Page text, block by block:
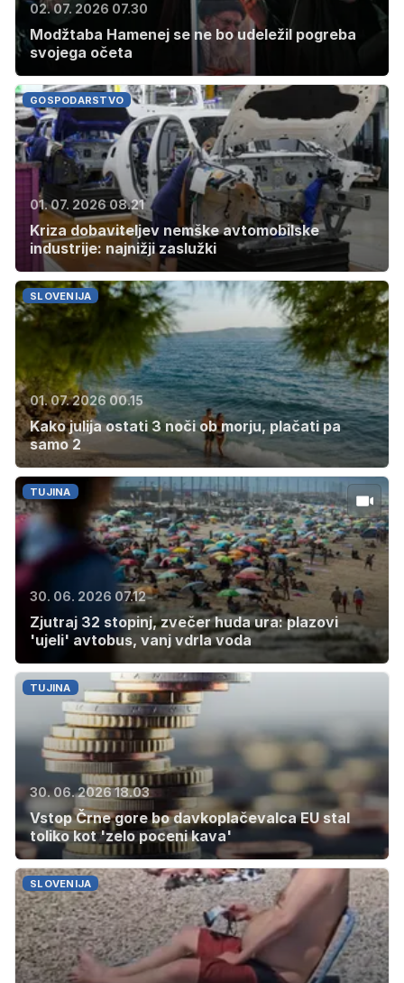
02. 07. 2026 07.30
Modžtaba Hamenej se ne bo udeležil pogreba
svojega očeta
GOSPODARSTVO
01. 07. 2026 08.21
Kriza dobaviteljev nemške avtomobilske
industrije: najnižji zaslužki
SLOVENIJA
01. 07. 2026 00.15
Kako julija ostati 3 noči ob morju, plačati pa
samo 2
TUJINA
30. 06. 2026 07.12
Zjutraj 32 stopinj, zvečer huda ura: plazovi
'ujeli' avtobus, vanj vdrla voda
TUJINA
30. 06. 2026 18.03
Vstop Črne gore bo davkoplačevalca EU stal
toliko kot 'zelo poceni kava'
SLOVENIJA